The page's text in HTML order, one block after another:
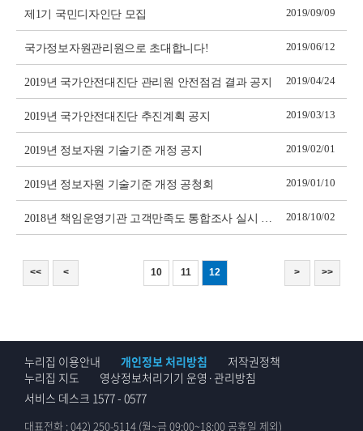
제1기 국민디자인단 모집 2019/09/09
국가정보자원관리원으로 초대합니다! 2019/06/12
2019년 국가안전대진단 관리원 안전점검 결과 공지 2019/04/24
2019년 국가안전대진단 추진계획 공지 2019/03/13
2019년 정보자원 기술기준 개정 공지 2019/02/01
2019년 정보자원 기술기준 개정 공청회 2019/01/10
2018년 책임운영기관 고객만족도 통합조사 실시 공고 2018/10/02
<< < 10 11 12 > >>
누리집 이용안내 개인정보 처리방침
저작권정책
누리집 지도
영상정보처리기기 운영·관리방침
서비스 데스크 1577 - 0577
대표전화 : 042) 250-5114 (월~금 09:00~18:00 공휴일 제외)